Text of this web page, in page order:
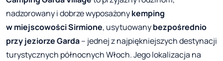
nadzorowany i dobrze wyposażonykemping
w miejscowości Sirmione, usytuowanybezpośrednio
przy jeziorze Garda– jednej z najpiękniejszych destynacji
turystycznych północnych Włoch. Jego lokalizacja na